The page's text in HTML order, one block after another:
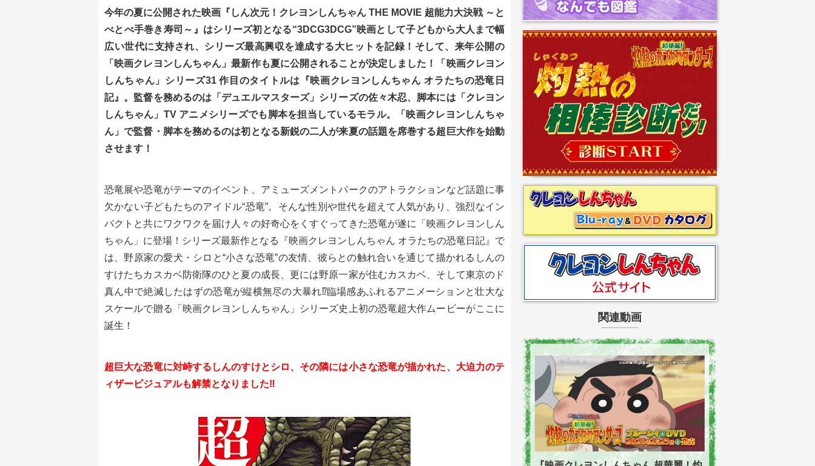
今年の夏に公開された映画『しん次元！クレヨンしんちゃん THE MOVIE 超能力大決戦 ～と
べとべ手巻き寿司～』はシリーズ初となる“3DCG3DCG”映画として子どもから大人まで幅
広い世代に支持され、シリーズ最高興収を達成する大ヒットを記録！そして、来年公開の
「映画クレヨンしんちゃん」最新作も夏に公開されることが決定しました！「映画クレヨン
しんちゃん」シリーズ31 作目のタイトルは『映画クレヨンしんちゃん オラたちの恐竜日
記』。監督を務めるのは「デュエルマスターズ」シリーズの佐々木忍、脚本には「クレヨン
しんちゃん」TV アニメシリーズでも脚本を担当しているモラル。「映画クレヨンしんちゃ
ん」で監督・脚本を務めるのは初となる新鋭の二人が来夏の話題を席巻する超巨大作を始動
させます！
恐竜展や恐竜がテーマのイベント、アミューズメントパークのアトラクションなど話題に事
欠かない子どもたちのアイドル“恐竜”。そんな性別や世代を超えて人気があり、強烈なイン
パクトと共にワクワクを届け人々の好奇心をくすぐってきた恐竜が遂に「映画クレヨンしん
ちゃん」に登場！シリーズ最新作となる『映画クレヨンしんちゃん オラたちの恐竜日記』で
は、野原家の愛犬・シロと“小さな恐竜”の友情、彼らとの触れ合いを通じて描かれるしんの
すけたちカスカベ防衛隊のひと夏の成長、更には野原一家が住むカスカベ、そして東京のド
真ん中で絶滅したはずの恐竜が縦横無尽の大暴れ⁉臨場感あふれるアニメーションと壮大な
スケールで贈る「映画クレヨンしんちゃん」シリーズ史上初の恐竜超大作ムービーがここに
誕生！
超巨大な恐竜に対峙するしんのすけとシロ、その隣には小さな恐竜が描かれた、大迫力のテ
ィザービジュアルも解禁となりました‼
関連動画